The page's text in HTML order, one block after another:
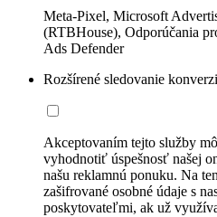
Meta-Pixel, Microsoft
(RTBHouse), Odporúčania
Ads Defender
Rozšírené sledovanie
Akceptovaním tejto služby
vyhodnotiť úspešnosť našej
našu reklamnú ponuku. Na
zašifrované osobné údaje s
poskytovateľmi, ak už